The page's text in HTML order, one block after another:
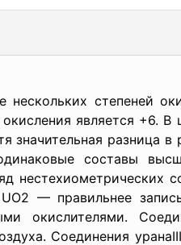
степеней
является +6. В
значительная разница
составы
нестехиометрических
— правильнее
окислителями.
Соединения